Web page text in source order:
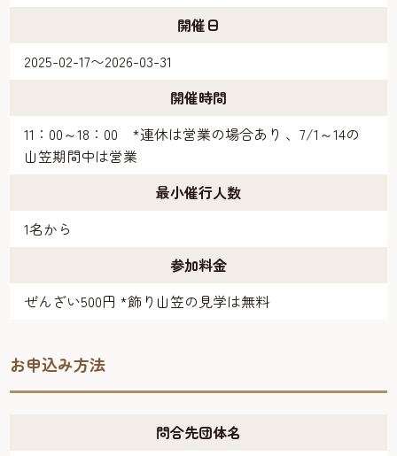
開催日
2025-02-17〜2026-03-31
開催時間
11：00～18：00 *連休は営業の場合あり 、7/1～14の
山笠期間中は営業
最小催行人数
1名から
参加料金
ぜんざい500円 *飾り山笠の見学は無料
お申込み方法
問合先団体名